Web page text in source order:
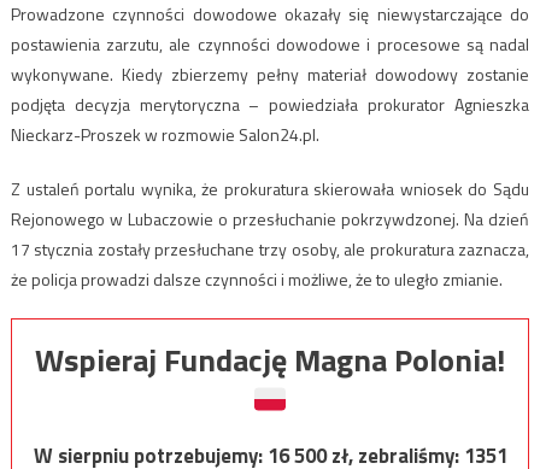
Prowadzone czynności dowodowe okazały się niewystarczające do
postawienia zarzutu, ale czynności dowodowe i procesowe są nadal
wykonywane. Kiedy zbierzemy pełny materiał dowodowy zostanie
podjęta decyzja merytoryczna – powiedziała prokurator Agnieszka
Nieckarz-Proszek w rozmowie Salon24.pl.
Z ustaleń portalu wynika, że prokuratura skierowała wniosek do Sądu
Rejonowego w Lubaczowie o przesłuchanie pokrzywdzonej. Na dzień
17 stycznia zostały przesłuchane trzy osoby, ale prokuratura zaznacza,
że policja prowadzi dalsze czynności i możliwe, że to uległo zmianie.
Wspieraj Fundację Magna Polonia!
W sierpniu potrzebujemy:16 500zł, zebraliśmy:1351